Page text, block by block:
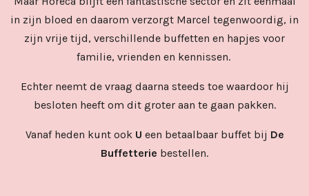
in zijn bloed en daarom verzorgt Marcel tegenwoordig, in
zijn vrije tijd, verschillende buffetten en hapjes voor
familie, vrienden en kennissen.
Echter neemt de vraag daarna steeds toe waardoor hij
besloten heeft om dit groter aan te gaan pakken.
Vanaf heden kunt ook U een betaalbaar buffet bij De
Buffetterie bestellen.